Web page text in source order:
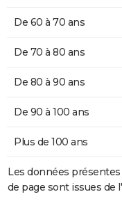
De 60 à 70 ans
De 70 à 80 ans
De 80 à 90 ans
De 90 à 100 ans
Plus de 100 ans
Les données
de page sont issues de